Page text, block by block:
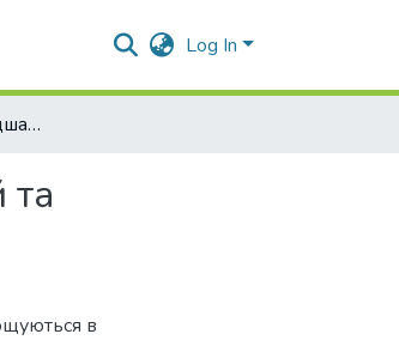
Log In
Клематиси урболандшафтів Полтави: сортовий та морфологічний профілі
в